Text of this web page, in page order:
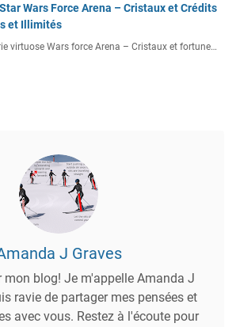
Wars Force Arena – Cristaux et Crédits
et Illimités
virtuose Wars force Arena – Cristaux et fortune…
J Graves
mon blog! Je m'appelle Amanda J
ravie de partager mes pensées et
avec vous. Restez à l'écoute pour